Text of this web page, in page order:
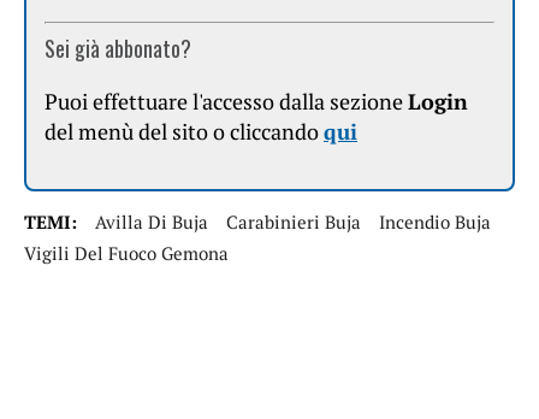
Sei già abbonato?
Puoi effettuare l'accesso dalla sezioneLogin
del menù del sito o cliccandoqui
TEMI: Avilla Di Buja Carabinieri Buja
Incendio Buja
Vigili Del Fuoco Gemona